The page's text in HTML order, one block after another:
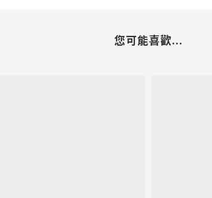
您可能喜歡...